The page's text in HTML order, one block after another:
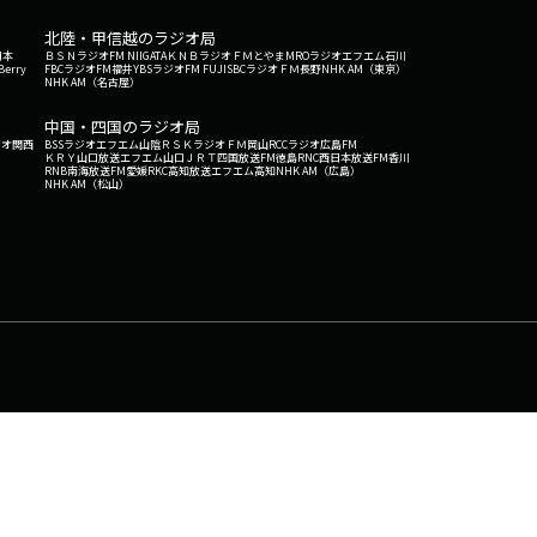
本
北陸・甲信越のラジオ局
ＢＳＮラジオFM NIIGATAＫＮＢラジオ ＦＭとやまMROラジオエフエム石川
FBCラジオFM福井YBSラジオFM FUJISBCラジオ ＦＭ長野NHK AM（東京）
NHK AM（名古屋）
関西
中国・四国のラジオ局
BSSラジオエフエム山陰ＲＳＫラジオ ＦＭ岡山RCCラジオ広島FM
ＫＲＹ山口放送エフエム山口 ＪＲＴ四国放送FM徳島RNC西日本放送FM香川
RNB南海放送FM愛媛RKC高知放送エフエム高知NHK AM（広島）
NHK AM（松山）